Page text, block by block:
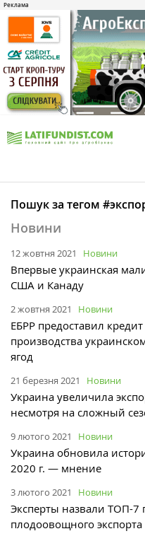
Пошук за тегом
Новини
12 жовтня 2021 Новини
Впервые украинская
США и Канаду
2 жовтня 2021 Новини
ЕБРР предоставил
производства
ягод
21 березня 2021 Новини
Украина увеличила
несмотря на сложный
9 лютого 2021 Новини
Украина обновила
2020 г. — мнение
3 лютого 2021 Новини
Эксперты назвали ТОП-7
плодоовощного